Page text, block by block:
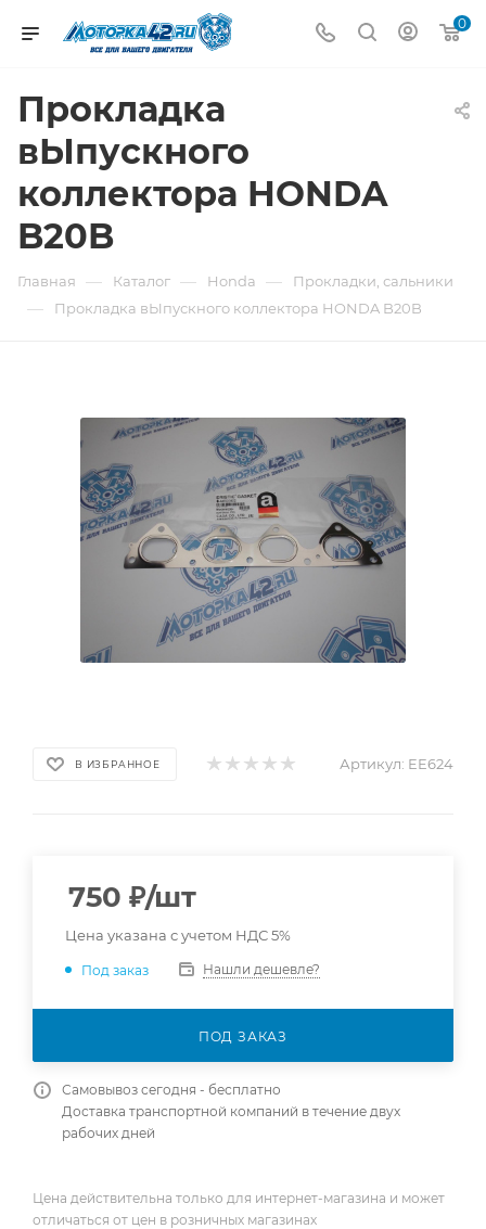
0
Прокладка
вЫпускного
коллектора HONDA
B20B
Главная — Каталог — Honda — Прокладки, сальники
— Прокладка вЫпускного коллектора HONDA B20B
В ИЗБРАННОЕ Артикул: EE624
750 ₽/шт
Цена указана с учетом НДС 5%
Под заказ Нашли дешевле?
ПОД ЗАКАЗ
Самовывоз сегодня - бесплатно
Доставка транспортной компаний в течение двух
рабочих дней
Цена действительна только для интернет-магазина и может
отличаться от цен в розничных магазинах